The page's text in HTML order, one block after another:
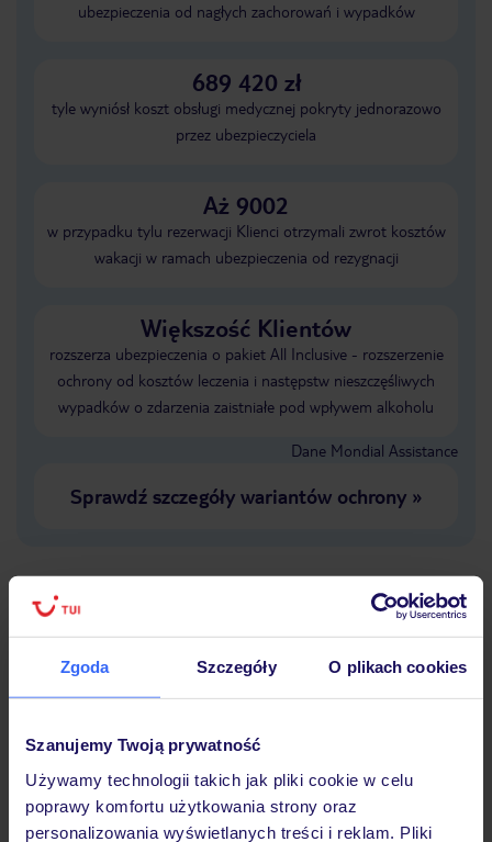
Zgoda Szczegóły O plikach cookies
Szanujemy Twoją prywatność
Używamy technologii takich jak pliki cookie w celu
poprawy komfortu użytkowania strony oraz
personalizowania wyświetlanych treści i reklam. Pliki
ubezpieczenia od nagłych zachorowań i wypadków
689 420 zł
tyle wyniósł koszt obsługi medycznej pokryty jednorazowo
przez ubezpieczyciela
Aż 9002
w przypadku tylu rezerwacji Klienci otrzymali zwrot kosztów
wakacji w ramach ubezpieczenia od rezygnacji
Większość Klientów
rozszerza ubezpieczenia o pakiet All Inclusive - rozszerzenie
ochrony od kosztów leczenia i następstw nieszczęśliwych
wypadków o zdarzenia zaistniałe pod wpływem alkoholu
Dane Mondial Assistance
Sprawdź szczegóły wariantów ochrony»
Lider niskich cen
Największe biuro